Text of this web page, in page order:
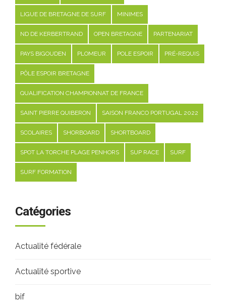
LIGUE DE BRETAGNE DE SURF MINIMES
ND DE KERBERTRAND OPEN BRETAGNE PARTENARIAT
PAYS BIGOUDEN PLOMEUR POLE ESPOIR PRÉ-REQUIS
PÔLE ESPOIR BRETAGNE
QUALIFICATION CHAMPIONNAT DE FRANCE
SAINT PIERRE QUIBERON SAISON FRANCO PORTUGAL 2022
SCOLAIRES SHORBOARD SHORTBOARD
SPOT LA TORCHE PLAGE PENHORS SUP RACE SURF
SURF FORMATION
Catégories
Actualité fédérale
Actualité sportive
bif